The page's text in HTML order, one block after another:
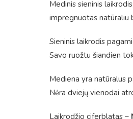
Medinis sieninis
impregnuotas natūraliu
Sieninis laikrodis
Savo ruožtu šiandien
Mediena yra natūralus
Nėra dviejų vienodai
Laikrodžio ciferblatas –